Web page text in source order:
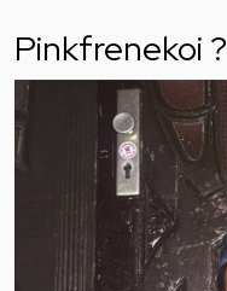
Pinkfrenekoi ?